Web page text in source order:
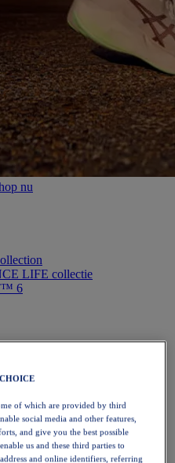
nu
LIFE collectie
6
of which are provided by third
social media and other features,
and give you the best possible
us and these third parties to
and online identifiers, referring